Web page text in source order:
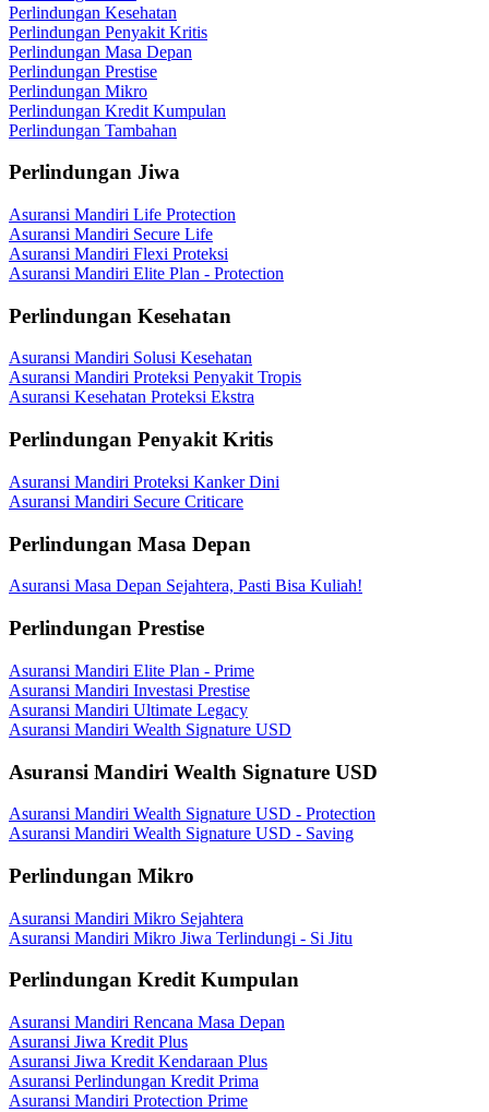
Perlindungan Kesehatan
Perlindungan Penyakit Kritis
Perlindungan Masa Depan
Perlindungan Prestise
Perlindungan Mikro
Perlindungan Kredit Kumpulan
Perlindungan Tambahan
Perlindungan Jiwa
Asuransi Mandiri Life Protection
Asuransi Mandiri Secure Life
Asuransi Mandiri Flexi Proteksi
Asuransi Mandiri Elite Plan - Protection
Perlindungan Kesehatan
Asuransi Mandiri Solusi Kesehatan
Asuransi Mandiri Proteksi Penyakit Tropis
Asuransi Kesehatan Proteksi Ekstra
Perlindungan Penyakit Kritis
Asuransi Mandiri Proteksi Kanker Dini
Asuransi Mandiri Secure Criticare
Perlindungan Masa Depan
Asuransi Masa Depan Sejahtera, Pasti Bisa Kuliah!
Perlindungan Prestise
Asuransi Mandiri Elite Plan - Prime
Asuransi Mandiri Investasi Prestise
Asuransi Mandiri Ultimate Legacy
Asuransi Mandiri Wealth Signature USD
Asuransi Mandiri Wealth Signature USD
Asuransi Mandiri Wealth Signature USD - Protection
Asuransi Mandiri Wealth Signature USD - Saving
Perlindungan Mikro
Asuransi Mandiri Mikro Sejahtera
Asuransi Mandiri Mikro Jiwa Terlindungi - Si Jitu
Perlindungan Kredit Kumpulan
Asuransi Mandiri Rencana Masa Depan
Asuransi Jiwa Kredit Plus
Asuransi Jiwa Kredit Kendaraan Plus
Asuransi Perlindungan Kredit Prima
Asuransi Mandiri Protection Prime